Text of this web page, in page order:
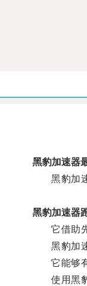
黑豹加速器
黑豹加速
黑豹加速器
它借助先
黑豹加速
它能够有
使用黑豹